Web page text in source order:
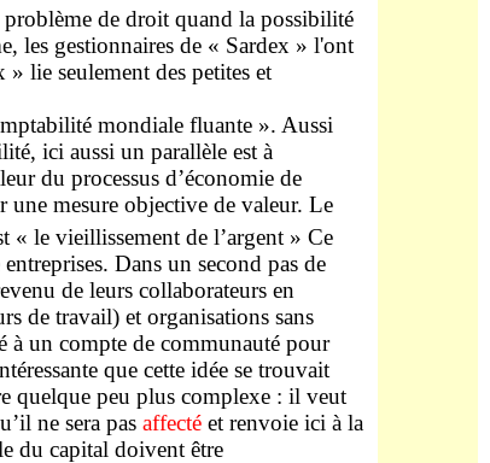
de droit quand la possibilité
les gestionnaires de « Sardex » l'ont
lie seulement des petites et
mondiale fluante ». Aussi
ici aussi un parallèle est à
du processus d’économie de
une mesure objective de valeur. Le
« le vieillissement de l’argent » Ce
Dans un second pas de
de leurs collaborateurs en
de travail) et organisations sans
à un compte de communauté pour
que cette idée se trouvait
quelque peu plus complexe : il veut
ne sera pas affectéet renvoie ici à la
du capital doivent être